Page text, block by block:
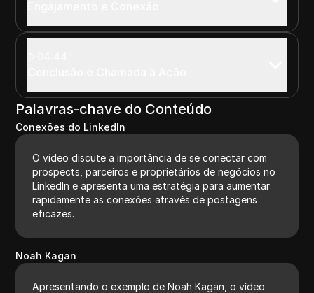
Palavras-chave do Conteúdo
Conexões do LinkedIn
O vídeo discute a importância de se conectar com
prospects, parceiros e proprietários de negócios no
LinkedIn e apresenta uma estratégia para aumentar
rapidamente as conexões através de postagens
eficazes.
Noah Kagan
Apresentando o exemplo de Noah Kagan, o vídeo